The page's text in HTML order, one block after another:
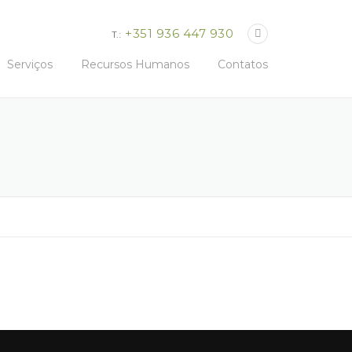
T.: +351 936 447 930
Serviços Recursos Humanos Contatos